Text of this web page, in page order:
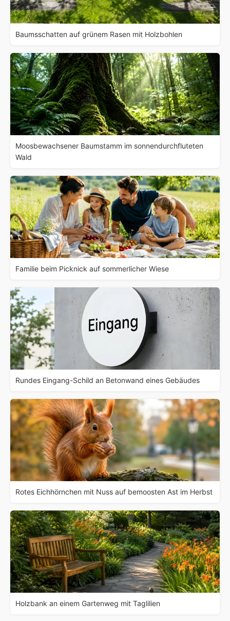
Baumsschatten auf grünem Rasen mit Holzbohlen
Moosbewachsener Baumstamm im sonnendurchfluteten
Wald
Familie beim Picknick auf sommerlicher Wiese
Rundes Eingang-Schild an Betonwand eines Gebäudes
Rotes Eichhörnchen mit Nuss auf bemoosten Ast im Herbst
Holzbank an einem Gartenweg mit Taglilien